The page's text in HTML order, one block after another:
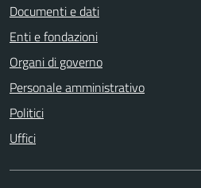
Documenti e dati
Enti e fondazioni
Organi di governo
Personale amministrativo
Politici
Uffici